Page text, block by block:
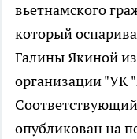
вьетнамского
который
Галины Якиной из
организации "УК
опубликован на